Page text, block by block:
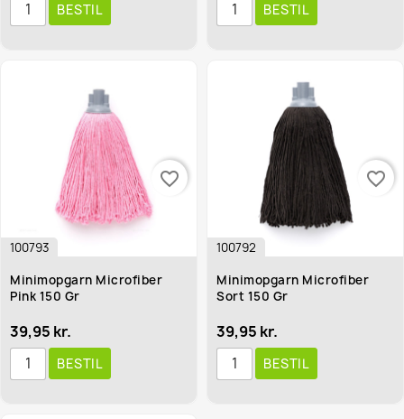
BESTIL BESTIL
100793
Minimopgarn Microfiber
Pink 150 Gr
39,95 kr.
BESTIL
favorite_border
100792
Minimopgarn Microfiber
Sort 150 Gr
39,95 kr.
BESTIL
favorite_border